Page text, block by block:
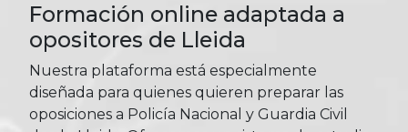
Formación online adaptada a
opositores de Lleida
Nuestra plataforma está especialmente
diseñada para quienes quieren preparar las
oposiciones a Policía Nacional y Guardia Civil